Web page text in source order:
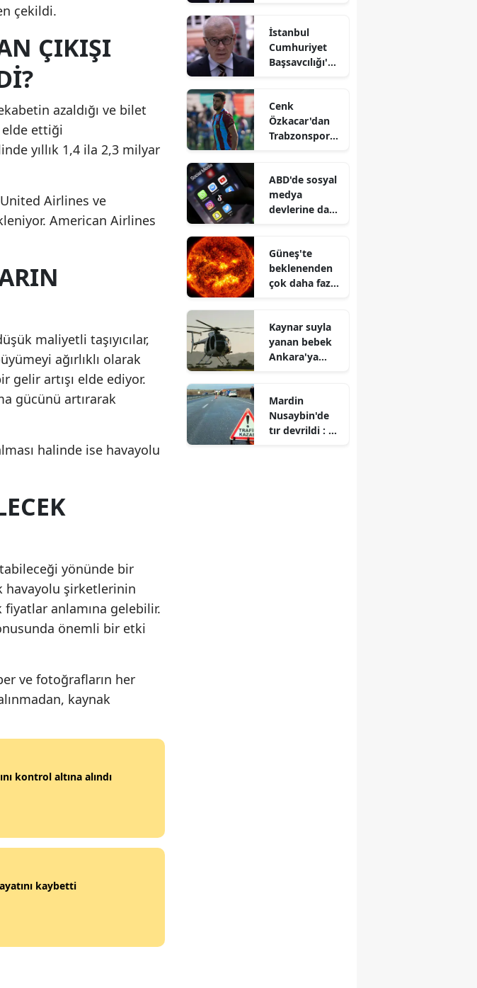
çekildi.
ÇIKIŞI
azaldığı ve bilet
elde ettiği
yıllık 1,4 ila 2,3 milyar
Airlines ve
American Airlines
maliyetli taşıyıcılar,
ağırlıklı olarak
gelir artışı elde ediyor.
gücünü artırarak
halinde ise havayolu
yönünde bir
havayolu şirketlerinin
anlamına gelebilir.
önemli bir etki
ve fotoğrafların her
kaynak
kontrol altına alındı
kaybetti
İstanbul
Cumhuriyet
Başsavcılığı'nd
hakkında
soruşturma
Cenk
Özkacar'dan
Trabzonspor
olmuş gibi
değil
ABD'de sosyal
medya
devlerine dava
suçladı
Güneş'te
beklenenden
çok daha fazla
Kaynar suyla
yanan bebek
Ankara'ya
sevk edildi
Mardin
Nusaybin'de
tır devrildi : 2